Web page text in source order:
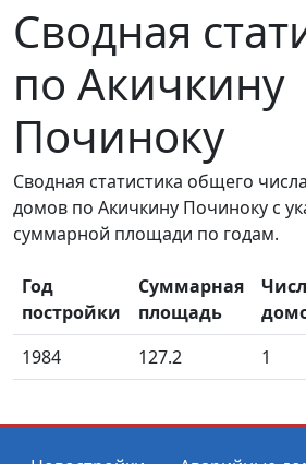
Сводная
по Акичкину
Починоку
Сводная статистика общего
домов по Акичкину Починоку с
суммарной площади по годам.
Год
постройки
Суммарная
площадь
1984
127.2 1